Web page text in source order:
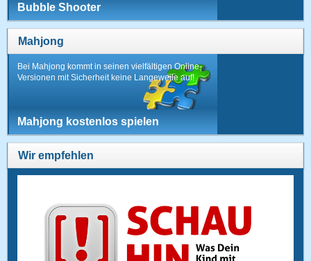
Bubble Shooter
Mahjong
Bei Mahjong kommt in seinen vielfältigen Online-
Versionen mit Sicherheit keine Langeweile auf!
Mahjong kostenlos spielen
Wir empfehlen